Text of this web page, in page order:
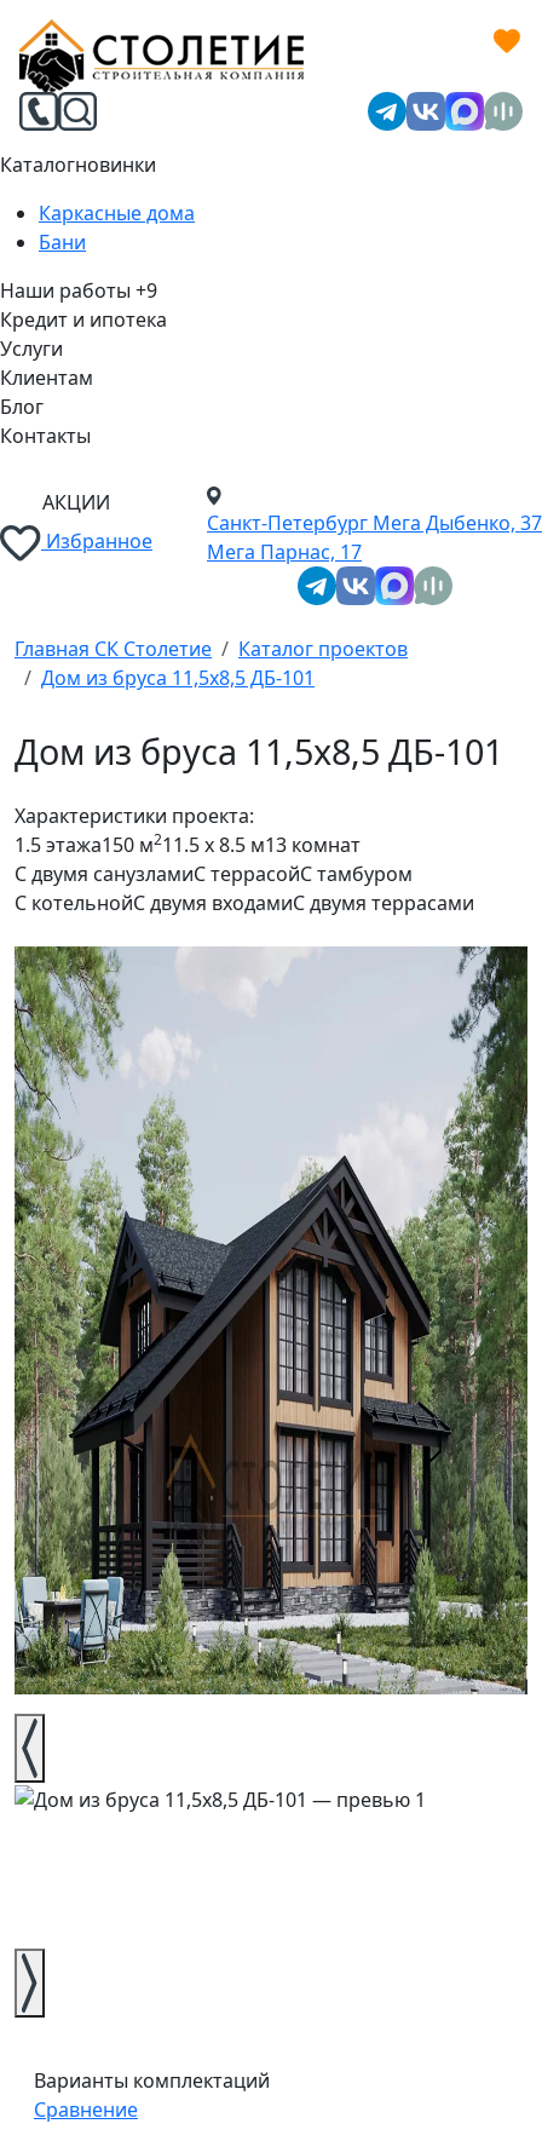
Каталогновинки
Каркасные дома
Бани
Наши работы +9
Кредит и ипотека
Услуги
Клиентам
Блог
Контакты
АКЦИИ
Избранное
Санкт-Петербург Мега Дыбенко, 37
Мега Парнас, 17
Главная СК Столетие
Каталог проектов
Дом из бруса 11,5х8,5 ДБ-101
Дом из бруса 11,5х8,5 ДБ-101
Характеристики проекта:
1.5 этажа150 м211.5 x 8.5 м13 комнат
С двумя санузламиС террасойС тамбуром
С котельнойС двумя входамиС двумя террасами
Варианты комплектаций
Сравнение